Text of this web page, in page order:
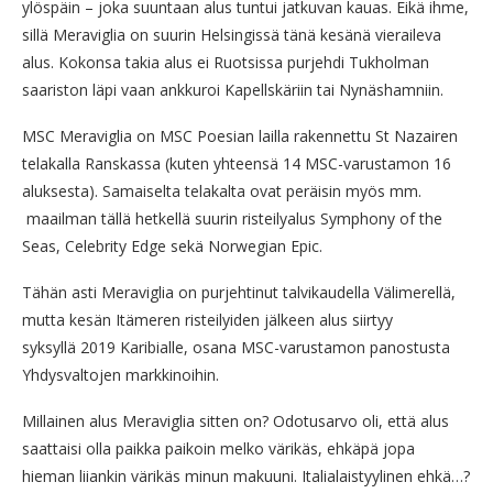
ylöspäin – joka suuntaan alus tuntui jatkuvan kauas. Eikä ihme,
sillä Meraviglia on suurin Helsingissä tänä kesänä vieraileva
alus. Kokonsa takia alus ei Ruotsissa purjehdi Tukholman
saariston läpi vaan ankkuroi Kapellskäriin tai Nynäshamniin.
MSC Meraviglia on MSC Poesian lailla rakennettu St Nazairen
telakalla Ranskassa (kuten yhteensä 14 MSC-varustamon 16
aluksesta). Samaiselta telakalta ovat peräisin myös mm.
maailman tällä hetkellä suurin risteilyalus Symphony of the
Seas, Celebrity Edge sekä Norwegian Epic.
Tähän asti Meraviglia on purjehtinut talvikaudella Välimerellä,
mutta kesän Itämeren risteilyiden jälkeen alus siirtyy
syksyllä 2019 Karibialle, osana MSC-varustamon panostusta
Yhdysvaltojen markkinoihin.
Millainen alus Meraviglia sitten on? Odotusarvo oli, että alus
saattaisi olla paikka paikoin melko värikäs, ehkäpä jopa
hieman liiankin värikäs minun makuuni. Italialaistyylinen ehkä…?